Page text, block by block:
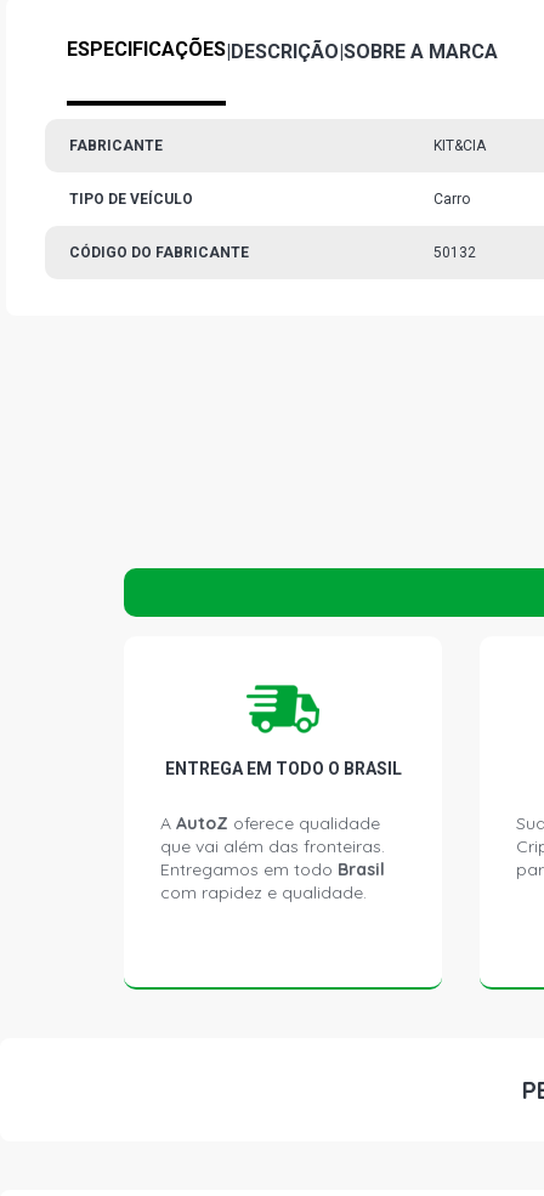
ESPECIFICAÇÕES|DESCRIÇÃO|SOBRE A MARCA
FABRICANTE KIT&CIA
TIPO DE VEÍCULO Carro
CÓDIGO DO FABRICANTE 50132
ENTREGA EM TODO O BRASIL
A AutoZ oferece qualidade
que vai além das fronteiras.
Entregamos em todo Brasil
com rapidez e qualidade.